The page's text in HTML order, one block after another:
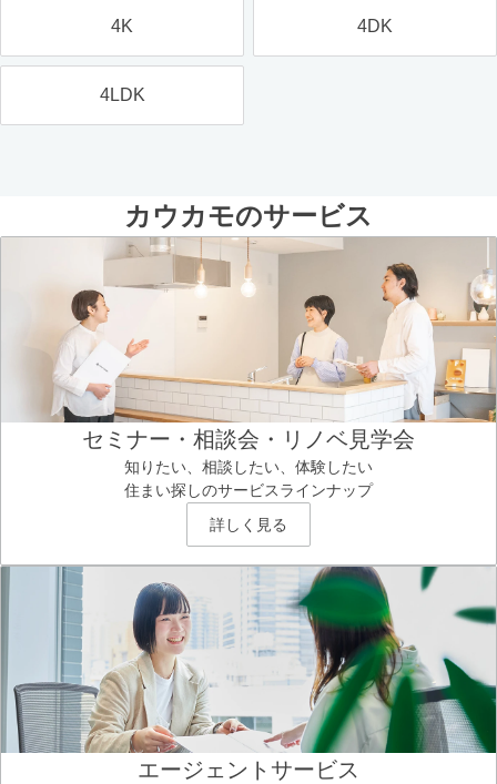
4K 4DK
4LDK
カウカモのサービス
セミナー・相談会・リノベ見学会
知りたい、相談したい、体験したい
住まい探しのサービスラインナップ
詳しく見る
エージェントサービス